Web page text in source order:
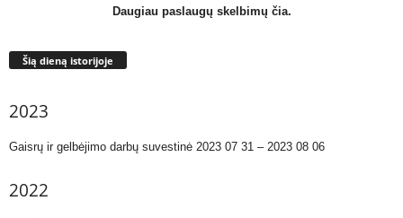
Daugiau paslaugų skelbimų čia.
Šią dieną istorijoje
2023
Gaisrų ir gelbėjimo darbų suvestinė 2023 07 31 – 2023 08 06
2022